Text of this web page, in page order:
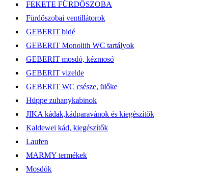
FEKETE FÜRDŐSZOBA
Fürdőszobai ventillátorok
GEBERIT bidé
GEBERIT Monolith WC tartályok
GEBERIT mosdó, kézmosó
GEBERIT vizelde
GEBERIT WC csésze, ülőke
Hüppe zuhanykabinok
JIKA kádak,kádparavánok és kiegészítők
Kaldewei kád, kiegészítők
Laufen
MARMY termékek
Mosdók